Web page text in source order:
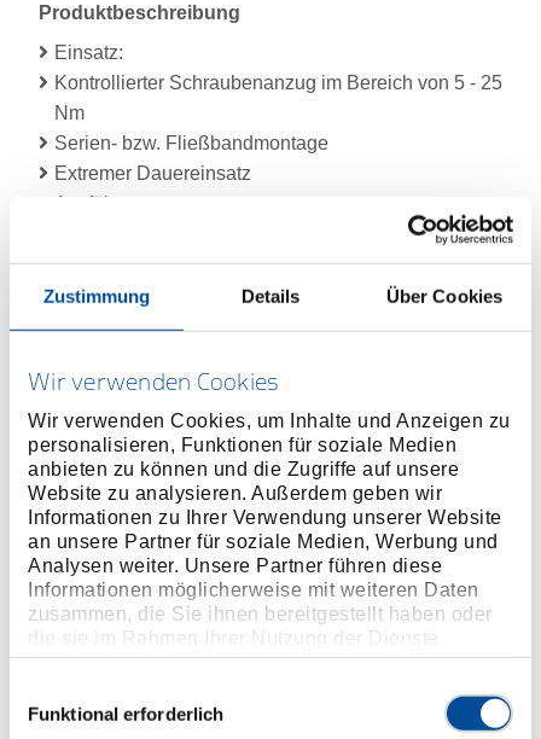
Zustimmung Details Über Cookies
Wir verwenden Cookies
Wir verwenden Cookies, um Inhalte und Anzeigen zu
personalisieren, Funktionen für soziale Medien
anbieten zu können und die Zugriffe auf unsere
Website zu analysieren. Außerdem geben wir
Informationen zu Ihrer Verwendung unserer Website
an unsere Partner für soziale Medien, Werbung und
Analysen weiter. Unsere Partner führen diese
Informationen möglicherweise mit weiteren Daten
zusammen, die Sie ihnen bereitgestellt haben oder
die sie im Rahmen Ihrer Nutzung der Dienste
gesammelt haben. Unsere vollständige
Funktional erforderlich
Produktbeschreibung
Einsatz:
Kontrollierter Schraubenanzug im Bereich von 5 - 25
Nm
Serien- bzw. Fließbandmontage
Extremer Dauereinsatz
Ausführung:
Festeinstellbarer Drehmomentschlüssel - ohne
Skala
Mit 9x12 mm Innen-Rechteckaufnahme
Für den Rechts- und Linksanzug (Schlüssel muss
Auslösegenauigkeit: +/- 4 % Toleranz vom
eingestellten Wert
Ausführung nach DIN EN ISO 6789, rückführbar auf
Nationale Normale
Abknicken des Handgriffes bis 20° bei Erreichen
des Drehmomentwertes, macht ein Überziehen
unwahrscheinlich
Automatische Rückstellung in die Ausgangsposition
Leichte, jedoch stabile und korrosionsfeste
Bauweise
No. TBN 2 G: EPA (Electrostatic Protected Area)